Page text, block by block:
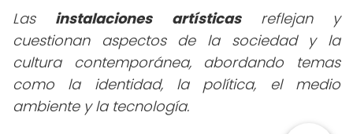
Las instalaciones artísticasreflejan y
cuestionan aspectos de la sociedad y la
cultura contemporánea, abordando temas
como la identidad, la política, el medio
ambiente y la tecnología.